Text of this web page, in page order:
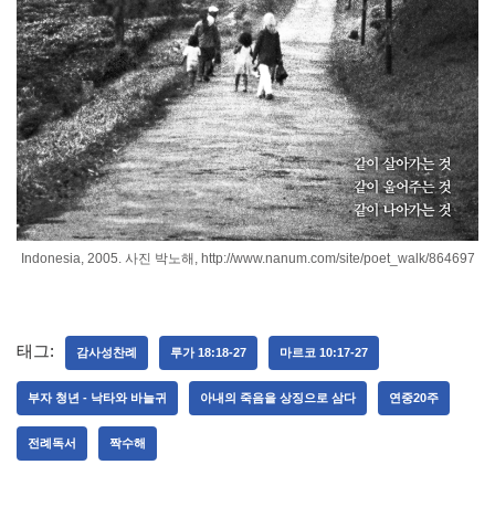
Indonesia, 2005. 사진 박노해, http://www.nanum.com/site/poet_walk/864697
태그: 감사성찬례 루가 18:18-27 마르코 10:17-27
부자 청년 - 낙타와 바늘귀 아내의 죽음을 상징으로 삼다 연중20주
전례독서 짝수해